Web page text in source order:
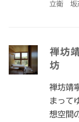
立衛 坂
禅坊
坊
禅坊靖
まって
想空間